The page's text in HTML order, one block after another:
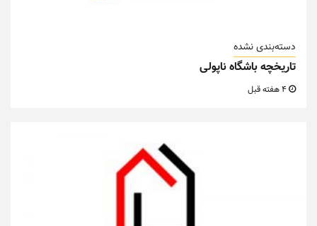
دسته‌بندی نشده
تاریخچه باشگاه ناپولی